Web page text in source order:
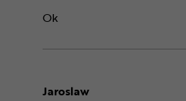
Ok
Jaroslaw